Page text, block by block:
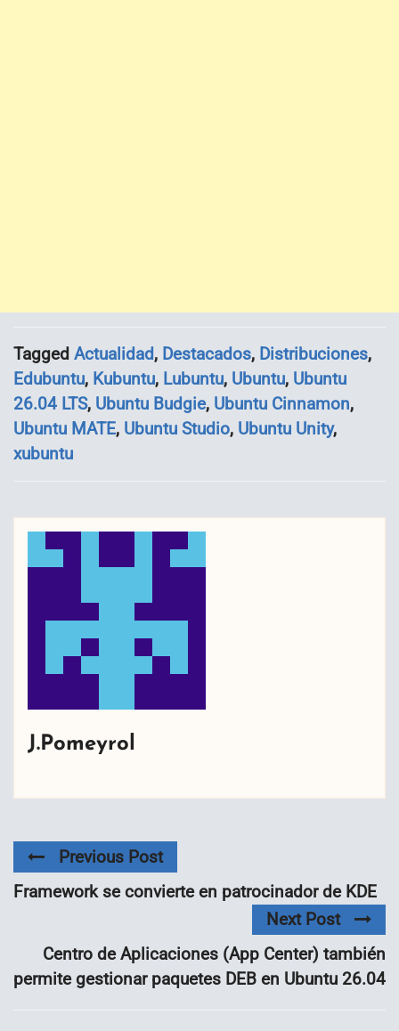
Tagged Actualidad, Destacados, Distribuciones,
Edubuntu, Kubuntu, Lubuntu, Ubuntu, Ubuntu
26.04 LTS, Ubuntu Budgie, Ubuntu Cinnamon,
Ubuntu MATE, Ubuntu Studio, Ubuntu Unity,
xubuntu
J.Pomeyrol
Previous Post
Framework se convierte en patrocinador de KDE
Next Post
Centro de Aplicaciones (App Center) también
permite gestionar paquetes DEB en Ubuntu 26.04